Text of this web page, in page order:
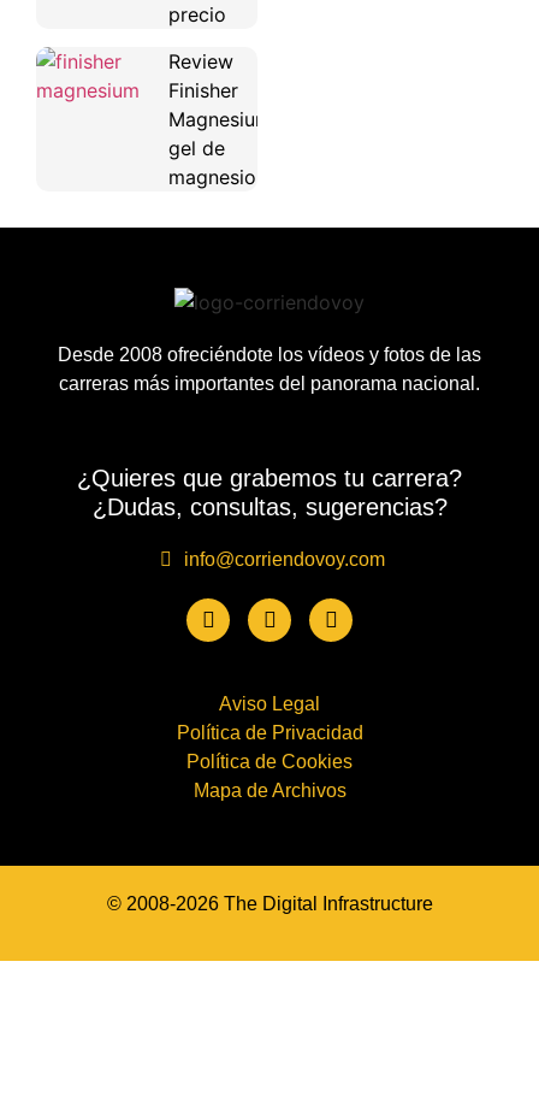
precio
Review
Finisher
Magnesium:
gel de
magnesio
Desde 2008 ofreciéndote los vídeos y fotos de las
carreras más importantes del panorama nacional.
¿Quieres que grabemos tu carrera?
¿Dudas, consultas, sugerencias?
info@corriendovoy.com
Aviso Legal
Política de Privacidad
Política de Cookies
Mapa de Archivos
© 2008-2026 The Digital Infrastructure